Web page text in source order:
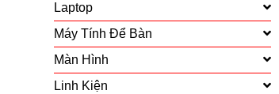
Laptop
Máy Tính Để Bàn
Màn Hình
Linh Kiện